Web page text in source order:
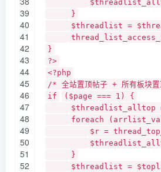
39
40
41
42
43
44
45
46
47
48
49
50
51
52
}
$threadlist =
}
?>
<?php
/* 全站置顶帖子 + 所有板块
if
($page === 1) {
$threadlist_alltop
foreach
$r =
}
$threadlist =